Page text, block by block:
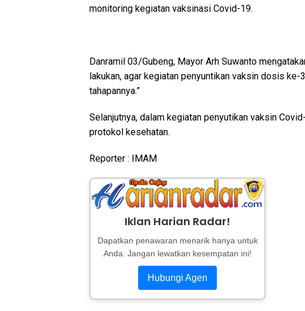
monitoring kegiatan vaksinasi Covid-19.
Danramil 03/Gubeng, Mayor Arh Suwanto
lakukan, agar kegiatan penyuntikan vaksin dosis
tahapannya.”
Selanjutnya, dalam kegiatan penyutikan vaksin
protokol kesehatan.
Reporter : IMAM
Iklan Harian Radar!
Dapatkan penawaran menarik hanya untuk
Anda. Jangan lewatkan kesempatan ini!
Hubungi Agen